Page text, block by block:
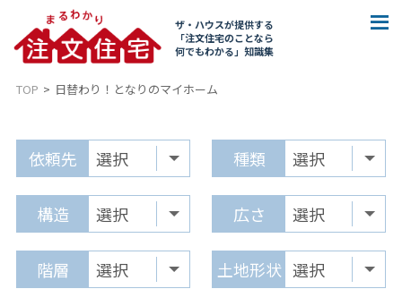
ザ・ハウスが提供する
「注文住宅のことなら
何でもわかる」知識集
TOP 日替わり！となりのマイホーム
依頼先 種類
構造 広さ
階層 土地形状